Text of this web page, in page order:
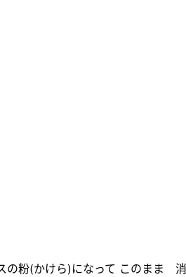
粉(かけら)になって このまま